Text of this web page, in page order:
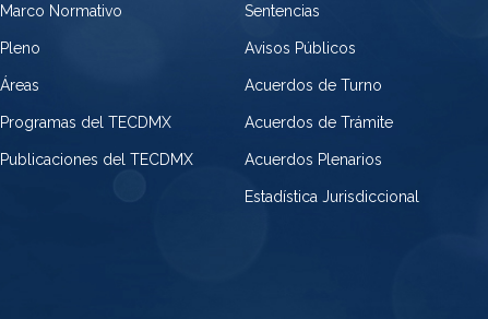
Marco Normativo
Pleno
Áreas
Programas del TECDMX
Publicaciones del TECDMX
Sentencias
Avisos Públicos
Acuerdos de Turno
Acuerdos de Trámite
Acuerdos Plenarios
Estadística Jurisdiccional